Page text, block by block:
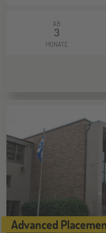
Hannover
21
NOV
Schüleraustausch-
Nordamerika)
AB
3
MONATE
Advanced